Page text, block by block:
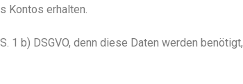
Kontos erhalten.
S. 1 b) DSGVO, denn diese Daten werden